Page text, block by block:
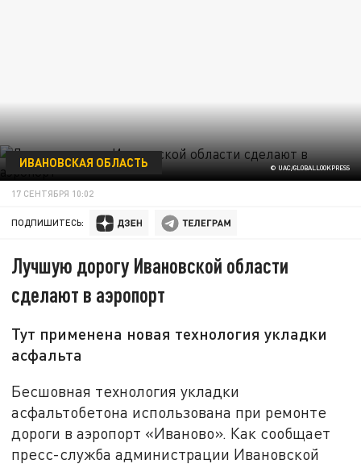
© UAC/GLOBALLOOKPRESS
ИВАНОВСКАЯ ОБЛАСТЬ
17 СЕНТЯБРЯ 10:02
ПОДПИШИТЕСЬ:
Лучшую дорогу Ивановской области
сделают в аэропорт
Тут применена новая технология укладки
асфальта
Бесшовная технология укладки
асфальтобетона использована при ремонте
дороги в аэропорт «Иваново». Как сообщает
пресс-служба администрации Ивановской